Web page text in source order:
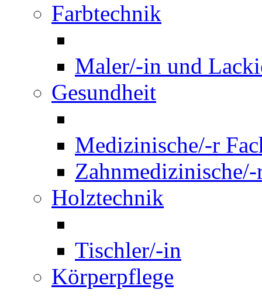
Farbtechnik
Maler/-in und
Gesundheit
Medizinische/-r
Holztechnik
Tischler/-in
Körperpflege